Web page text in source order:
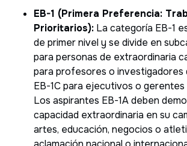
EB-1 (Primera Preferencia:
Prioritarios): La categoría EB-1
de primer nivel y se divide en
para personas de extraordinaria
para profesores o investigadores
EB-1C para ejecutivos o gerentes
Los aspirantes EB-1A deben
capacidad extraordinaria en su
artes, educación, negocios o